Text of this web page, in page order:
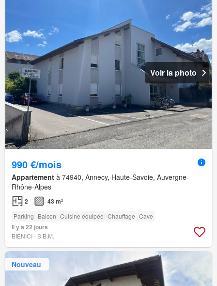
Voir la photo
990 €/mois
Appartement à 74940, Annecy, Haute-Savoie, Auvergne-
Rhône-Alpes
2 43 m²
Parking Balcon Cuisine équipée Chauffage Cave
Il y a 22 jours
BIENICI - S.B.M.
Nouveau